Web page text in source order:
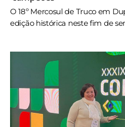
O 18º Mercosul de Truco em
edição histórica neste fim de